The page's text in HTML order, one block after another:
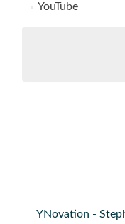
YouTube
YNovation -